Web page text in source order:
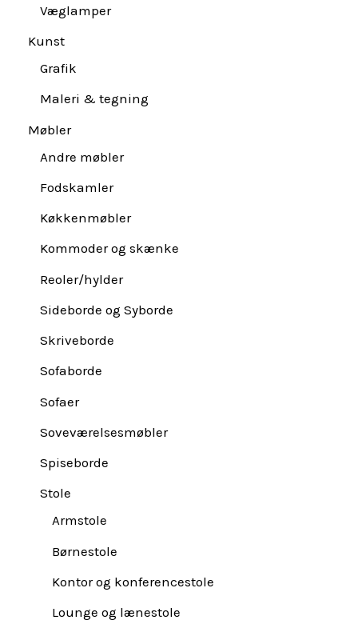
Væglamper
Kunst
Grafik
Maleri & tegning
Møbler
Andre møbler
Fodskamler
Køkkenmøbler
Kommoder og skænke
Reoler/hylder
Sideborde og Syborde
Skriveborde
Sofaborde
Sofaer
Soveværelsesmøbler
Spiseborde
Stole
Armstole
Børnestole
Kontor og konferencestole
Lounge og lænestole